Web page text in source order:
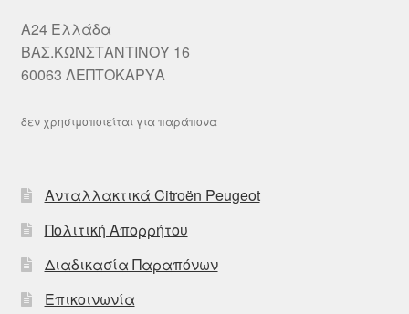
A24 Ελλάδα
ΒΑΣ.ΚΩΝΣΤΑΝΤΙΝΟΥ 16
60063 ΛΕΠΤΟΚΑΡΥΑ
δεν χρησιμοποιείται για παράπονα
Ανταλλακτικά Citroën Peugeot
Πολιτική Απορρήτου
Διαδικασία Παραπόνων
Επικοινωνία